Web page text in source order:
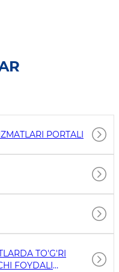
PORTALI
TO'G'RI
FOYDALI